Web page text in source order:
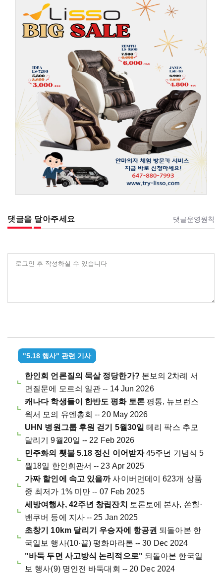
댓글을 달아주세요 댓글운영원칙
로그인 후 작성하실 수 있습니다
"5.18 행사" 관련 기사
한인회 언론질의 묵살 정당한가? 본보의 2차례 서
면질문에 모르쇠 일관 -- 14 Jun 2026
캐나다 학생들이 한반도 평화 토론평통, 뉴브런스
윅서 모의 유엔총회 -- 20 May 2026
UHN 병원그룹 후원 걷기 5월30일테리 팍스 추모
달리기 9월20일 -- 22 Feb 2026
민주화의 횃불 5.18 정신 이어받자45주년 기념식 5
월18일 한인회관서 -- 23 Apr 2025
가짜 할인에 속고 있을까사이버먼데이 623개 상품
중 최저가 1% 미만 -- 07 Feb 2025
세방여행사, 42주년 창립잔치
토론토에 본사, 쏜힐·
밴쿠버 등에 지사 -- 25 Jan 2025
초창기 10km 달리기 우승자에 항공권 되돌아본 한
국일보 행사(10·끝) 평화마라톤 -- 30 Dec 2024
"바둑 두면 사고방식 논리적으로" 되돌아본 한국일
보 행사(9) 명인전 바둑대회 -- 20 Dec 2024